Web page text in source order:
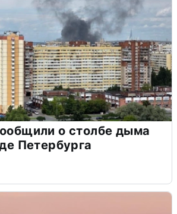
о столбе дыма
Петербурга